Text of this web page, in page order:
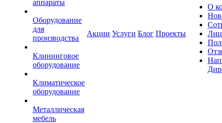
аппараты
Оборудование
для
производства
Клининговое
оборудование
Климатическое
оборудование
Металлическая
мебель
Акции Услуги Блог Проекты
О